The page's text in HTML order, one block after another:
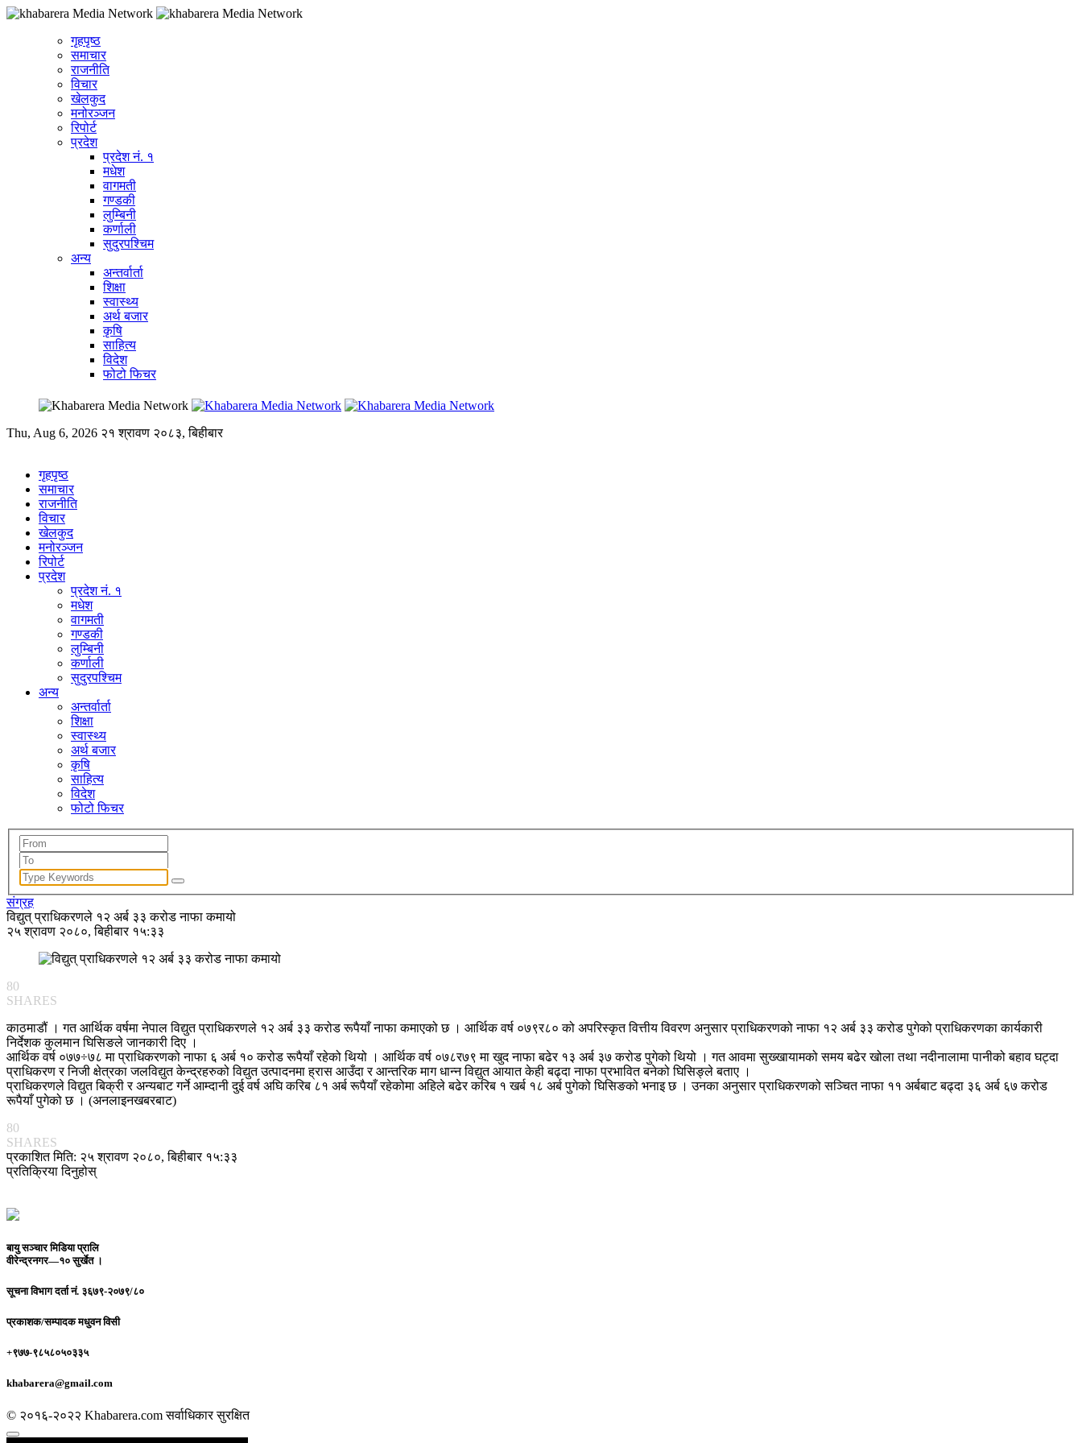
गृहपृष्ठ
समाचार
राजनीति
विचार
खेलकुद
मनोरञ्जन
रिपोर्ट
प्रदेश
प्रदेश नं. १
मधेश
वागमती
गण्डकी
लुम्बिनी
कर्णाली
सुदुरपश्चिम
अन्य
अन्तर्वार्ता
शिक्षा
स्वास्थ्य
अर्थ बजार
कृषि
साहित्य
विदेश
फोटो फिचर
Thu, Aug 6, 2026 २१ श्रावण २०८३, बिहीबार
गृहपृष्ठ
समाचार
राजनीति
विचार
खेलकुद
मनोरञ्जन
रिपोर्ट
प्रदेश
प्रदेश नं. १
मधेश
वागमती
गण्डकी
लुम्बिनी
कर्णाली
सुदुरपश्चिम
अन्य
अन्तर्वार्ता
शिक्षा
स्वास्थ्य
अर्थ बजार
कृषि
साहित्य
विदेश
फोटो फिचर
संग्रह
विद्युत् प्राधिकरणले १२ अर्ब ३३ करोड नाफा कमायो
२५ श्रावण २०८०, बिहीबार १५:३३
80
SHARES
काठमाडौं । गत आर्थिक वर्षमा नेपाल विद्युत प्राधिकरणले १२ अर्ब ३३ करोड रूपैयाँ नाफा कमाएको छ । आर्थिक वर्ष ०७९र८० को अपरिस्कृत वित्तीय विवरण अनुसार प्राधिकरणको नाफा १२ अर्ब ३३ करोड पुगेको प्राधिकरणका कार्यकारी
निर्देशक कुलमान घिसिङले जानकारी दिए ।
आर्थिक वर्ष ०७७÷७८ मा प्राधिकरणको नाफा ६ अर्ब १० करोड रूपैयाँ रहेको थियो । आर्थिक वर्ष ०७८र७९ मा खुद नाफा बढेर १३ अर्ब ३७ करोड पुगेको थियो । गत आवमा सुख्खायामको समय बढेर खोला तथा नदीनालामा पानीको बहाव घट्दा
प्राधिकरण र निजी क्षेत्रका जलविद्युत केन्द्रहरुको विद्युत उत्पादनमा ह्रास आउँदा र आन्तरिक माग धान्न विद्युत आयात केही बढ्दा नाफा प्रभावित बनेको घिसिङ्ले बताए ।
प्राधिकरणले विद्युत बिक्री र अन्यबाट गर्ने आम्दानी दुई वर्ष अघि करिब ८१ अर्ब रूपैयाँ रहेकोमा अहिले बढेर करिब १ खर्ब १८ अर्ब पुगेको घिसिङको भनाइ छ । उनका अनुसार प्राधिकरणको सञ्चित नाफा ११ अर्बबाट बढ्दा ३६ अर्ब ६७ करोड
रूपैयाँ पुगेको छ । (अनलाइनखबरबाट)
80
SHARES
प्रकाशित मिति: २५ श्रावण २०८०, बिहीबार १५:३३
प्रतिक्रिया दिनुहोस्
बायु सञ्चार मिडिया प्रालि
वीरेन्द्रनगर—१० सुर्खेत ।
सूचना विभाग दर्ता नं. ३६७९-२०७९/८०
प्रकाशक/सम्पादकमधुवन विसी
+९७७-९८५८०५०३३५
khabarera@gmail.com
© २०१६-२०२२ Khabarera.com सर्वाधिकार सुरक्षित